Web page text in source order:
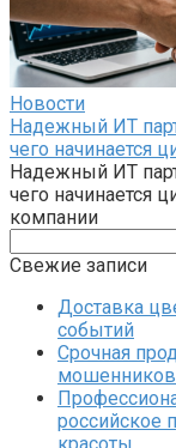
Новости
Надежный ИТ
чего начинается
Надежный ИТ
чего начинается
компании
Свежие записи
Доставка
событий
Срочная
мошенников
российское